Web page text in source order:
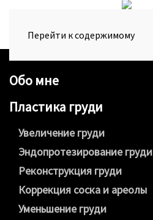
Перейти к содержимому
Обо мне
Пластика груди
Увеличение груди
Эндопротезирование груди
Реконструкция груди
Коррекция соска и ареолы
Уменьшение груди